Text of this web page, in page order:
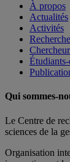
À propos
Actualités
Activités
Recherche
Étudiants-
Qui sommes-
Le Centre de
sciences de la
Organisation